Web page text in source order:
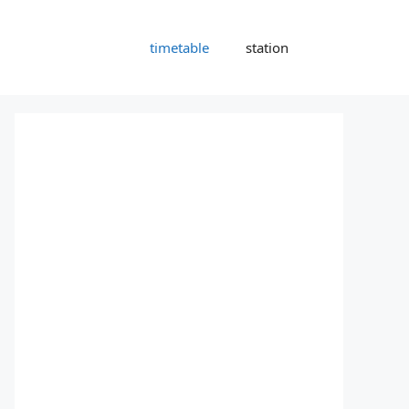
timetable station